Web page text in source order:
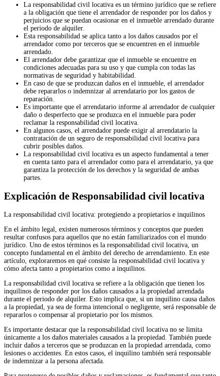
La responsabilidad civil locativa es un término jurídico que se refiere
a la obligación que tiene el arrendador de responder por los daños y
perjuicios que se puedan ocasionar en el inmueble arrendado durante
el periodo de alquiler.
Esta responsabilidad se aplica tanto a los daños causados por el
arrendador como por terceros que se encuentren en el inmueble
arrendado.
El arrendador debe garantizar que el inmueble se encuentre en
condiciones adecuadas para su uso y que cumpla con todas las
normativas de seguridad y habitabilidad.
En caso de que se produzcan daños en el inmueble, el arrendador
debe repararlos o indemnizar al arrendatario por los gastos de
reparación.
Es importante que el arrendatario informe al arrendador de cualquier
daño o desperfecto que se produzca en el inmueble para poder
reclamar la responsabilidad civil locativa.
En algunos casos, el arrendador puede exigir al arrendatario la
contratación de un seguro de responsabilidad civil locativa para
cubrir posibles daños.
La responsabilidad civil locativa es un aspecto fundamental a tener
en cuenta tanto para el arrendador como para el arrendatario, ya que
garantiza la protección de los derechos y la seguridad de ambas
partes.
Explicación de Responsabilidad civil locativa
La responsabilidad civil locativa: protegiendo a propietarios e inquilinos
En el ámbito legal, existen numerosos términos y conceptos que pueden
resultar confusos para aquellos que no están familiarizados con el mundo
jurídico. Uno de estos términos es la responsabilidad civil locativa, un
concepto fundamental en el ámbito del derecho de arrendamiento. En este
artículo, exploraremos en qué consiste la responsabilidad civil locativa y
cómo afecta tanto a propietarios como a inquilinos.
La responsabilidad civil locativa se refiere a la obligación que tienen los
inquilinos de responder por los daños causados a la propiedad arrendada
durante el periodo de alquiler. Esto implica que, si un inquilino causa daños
a la propiedad, ya sea de forma intencional o negligente, será responsable de
repararlos o compensar al propietario por los mismos.
Es importante destacar que la responsabilidad civil locativa no se limita
únicamente a los daños materiales causados a la propiedad. También puede
incluir daños a terceros que se produzcan en la propiedad arrendada, como
lesiones o accidentes. En estos casos, el inquilino también será responsable
de indemnizar a la persona afectada.